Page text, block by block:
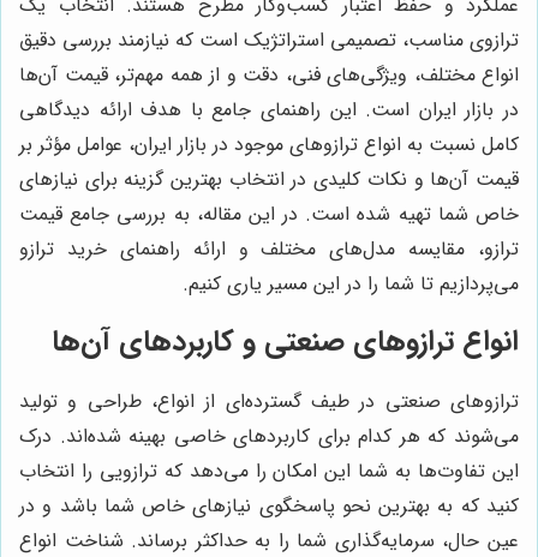
ترازوی مناسب، تصمیمی استراتژیک است که نیازمند بررسی دقیق
انواع مختلف، ویژگی‌های فنی، دقت و از همه مهم‌تر، قیمت آن‌ها
در بازار ایران است. این راهنمای جامع با هدف ارائه دیدگاهی
کامل نسبت به انواع ترازوهای موجود در بازار ایران، عوامل مؤثر بر
قیمت آن‌ها و نکات کلیدی در انتخاب بهترین گزینه برای نیازهای
خاص شما تهیه شده است. در این مقاله، به بررسی جامع قیمت
ترازو، مقایسه مدل‌های مختلف و ارائه راهنمای خرید ترازو
می‌پردازیم تا شما را در این مسیر یاری کنیم.
انواع ترازوهای صنعتی و کاربردهای آن‌ها
ترازوهای صنعتی در طیف گسترده‌ای از انواع، طراحی و تولید
می‌شوند که هر کدام برای کاربردهای خاصی بهینه شده‌اند. درک
این تفاوت‌ها به شما این امکان را می‌دهد که ترازویی را انتخاب
کنید که به بهترین نحو پاسخگوی نیازهای خاص شما باشد و در
عین حال، سرمایه‌گذاری شما را به حداکثر برساند. شناخت انواع